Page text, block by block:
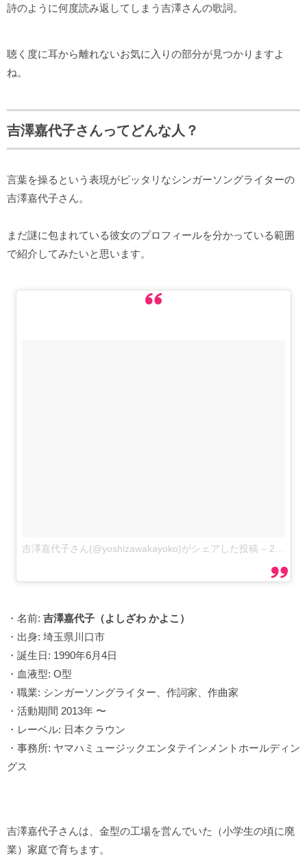
詩のように何度読み返してしまう吉澤さんの歌詞。
聴く度に耳から離れないお気に入りの部分が見つかりますよ
ね。
吉澤嘉代子さんってどんな人？
言葉を操るという表現がピッタリなシンガーソングライターの
吉澤嘉代子さん。
まだ謎に包まれている彼女のプロフィールを分かっている範囲
で紹介してみたいと思います。
吉澤嘉代子さん(@yoshizawakayoko)がシェアした投稿 – 2018年 3月月1日午前2時09分PST
・名前: 吉澤嘉代子（よしざわ かよこ）
・出身: 埼玉県川口市
・誕生日: 1990年6月4日
・血液型: O型
・職業: シンガーソングライター、作詞家、作曲家
・活動期間 2013年 〜
・レーベル: 日本クラウン
・事務所: ヤマハミュージックエンタテインメントホールディン
グス
吉澤嘉代子さんは、金型の工場を営んでいた（小学生の頃に廃
業）家庭で育ちます。